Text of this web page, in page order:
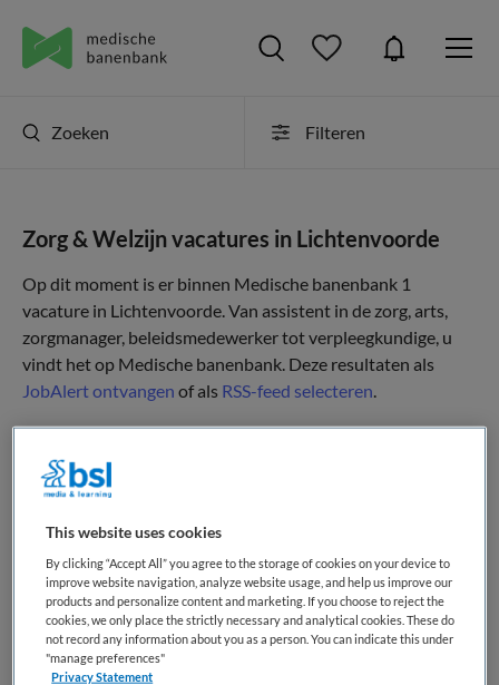
Zoeken Filteren
Zorg & Welzijn vacatures in Lichtenvoorde
Op dit moment is er binnen Medische banenbank 1
vacature in Lichtenvoorde. Van assistent in de zorg, arts,
zorgmanager, beleidsmedewerker tot verpleegkundige, u
vindt het op Medische banenbank. Deze resultaten als
JobAlert ontvangen of als RSS-feed selecteren.
1 vacature gevonden
Verzorgende IG | VVT
This website uses cookies
By clicking “Accept All” you agree to the storage of cookies on your device to
improve website navigation, analyze website usage, and help us improve our
products and personalize content and marketing. If you choose to reject the
cookies, we only place the strictly necessary and analytical cookies. These do
not record any information about you as a person. You can indicate this under
"manage preferences"
Privacy Statement